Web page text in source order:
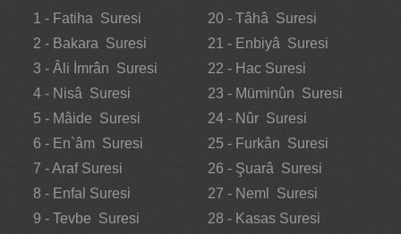
1 - Fatiha Suresi
2 - Bakara Suresi
3 - Âli İmrân Suresi
4 - Nisâ Suresi
5 - Mâide Suresi
6 - En`âm Suresi
7 - Araf Suresi
8 - Enfal Suresi
9 - Tevbe Suresi
20 - Tâhâ Suresi
21 - Enbiyâ Suresi
22 - Hac Suresi
23 - Müminûn Suresi
24 - Nûr Suresi
25 - Furkân Suresi
26 - Şuarâ Suresi
27 - Neml Suresi
28 - Kasas Suresi